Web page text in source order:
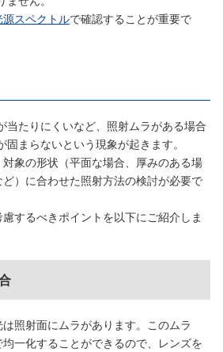
源スペクトルで確認することが重要で
当たりにくいなど、照射ムラがある場合
まらないという現象が起きます。
象の形状（平面な場合、厚みのある場
）に合わせた照射方法の検討が必要で
するべきポイントを以下にご紹介しま
照射面にムラがあります。このムラ
一化することができるので、レンズを